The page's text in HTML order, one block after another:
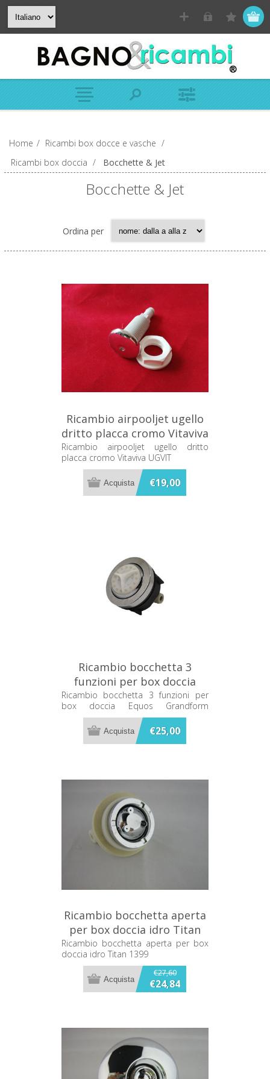
Home / Ricambi box docce e vasche /
Ricambi box doccia / Bocchette & Jet
Bocchette & Jet
Ordina per
Ricambio airpooljet ugello
dritto placca cromo Vitaviva
UGVIT
Ricambio airpooljet ugello dritto
placca cromo Vitaviva UGVIT
€19,00
Ricambio bocchetta 3
funzioni per box doccia
Equos Grandform BUS32/33
Ricambio bocchetta 3 funzioni per
box doccia Equos Grandform
BUS32/33
€25,00
Ricambio bocchetta aperta
per box doccia idro Titan
1399
Ricambio bocchetta aperta per box
doccia idro Titan 1399
€27,60
€24,84